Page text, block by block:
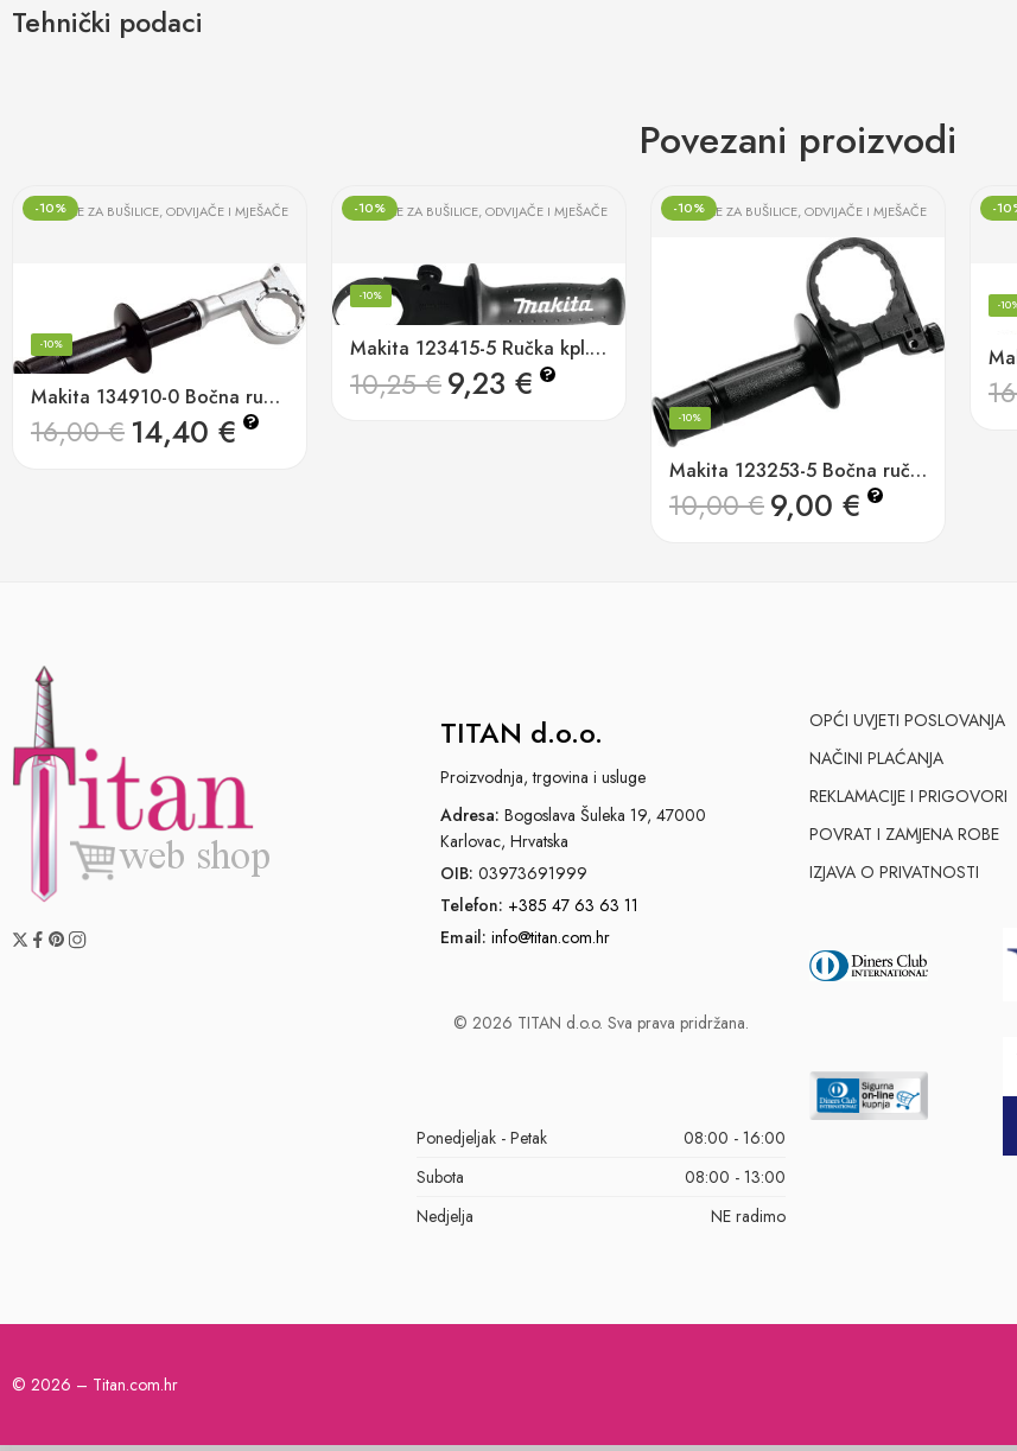
Tehnički podaci
Povezani proizvodi
-10%
RUČKE ZA BUŠILICE, ODVIJAČE I MJEŠAČE
Makita 134910-0 Bočna ručka 36
-10%
16,00€ 14,40 € ?
-10%
RUČKE ZA BUŠILICE, ODVIJAČE I MJEŠAČE
Makita 123415-5 Ručka kpl. BHP444, BHP454
-10%
10,25€9,23 € ?
-10%
RUČKE ZA BUŠILICE, ODVIJAČE I MJEŠAČE
Makita 123253-5 Bočna ručka HP451D
-10%
10,00€9,00 € ?
-
-
TITAN d.o.o.
Proizvodnja, trgovina i usluge
Adresa: Bogoslava Šuleka 19, 47000
Karlovac, Hrvatska
OIB: 03973691999
Telefon: +385 47 63 63 11
Email: info@titan.com.hr
© 2026 TITAN d.o.o. Sva prava pridržana.
Ponedjeljak - Petak
08:00 - 16:00
Subota
08:00 - 13:00
Nedjelja
NE radimo
OPĆI UVJETI POSLOVANJA
NAČINI PLAĆANJA
REKLAMACIJE I PRIGOVORI
POVRAT I ZAMJENA ROBE
IZJAVA O PRIVATNOSTI
© 2026 – Titan.com.hr